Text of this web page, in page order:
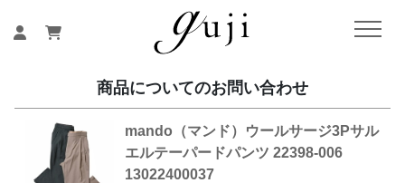
商品についてのお問い合わせ
mando（マンド）ウールサージ3Pサル
エルテーパードパンツ 22398-006
13022400037